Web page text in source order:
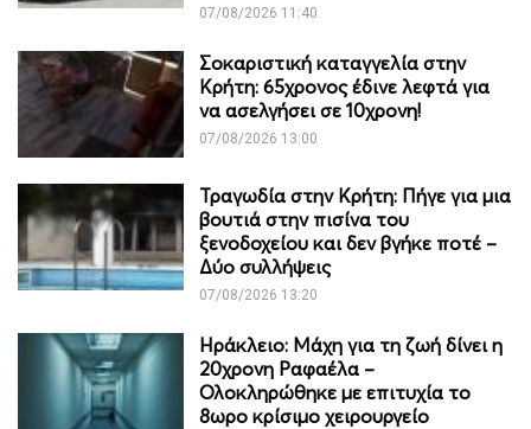
07/08/2026 11:40
Σοκαριστική καταγγελία στην
Κρήτη: 65χρονος έδινε λεφτά για
να ασελγήσει σε 10χρονη!
07/08/2026 13:00
Τραγωδία στην Κρήτη: Πήγε για μια
βουτιά στην πισίνα του
ξενοδοχείου και δεν βγήκε ποτέ –
Δύο συλλήψεις
07/08/2026 13:20
Ηράκλειο: Μάχη για τη ζωή δίνει η
20χρονη Ραφαέλα –
Ολοκληρώθηκε με επιτυχία το
8ωρο κρίσιμο χειρουργείο